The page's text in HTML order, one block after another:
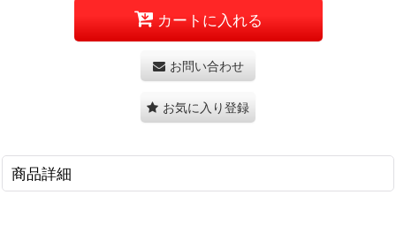
カートに入れる
お問い合わせ
お気に入り登録
商品詳細